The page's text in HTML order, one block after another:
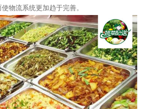
物流系统更加趋于完善。